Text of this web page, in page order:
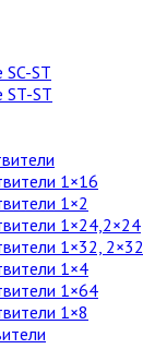
ST
ST-ST
1×16
1×2
1×24,2×24
1×32, 2×32
1×4
1×64
1×8